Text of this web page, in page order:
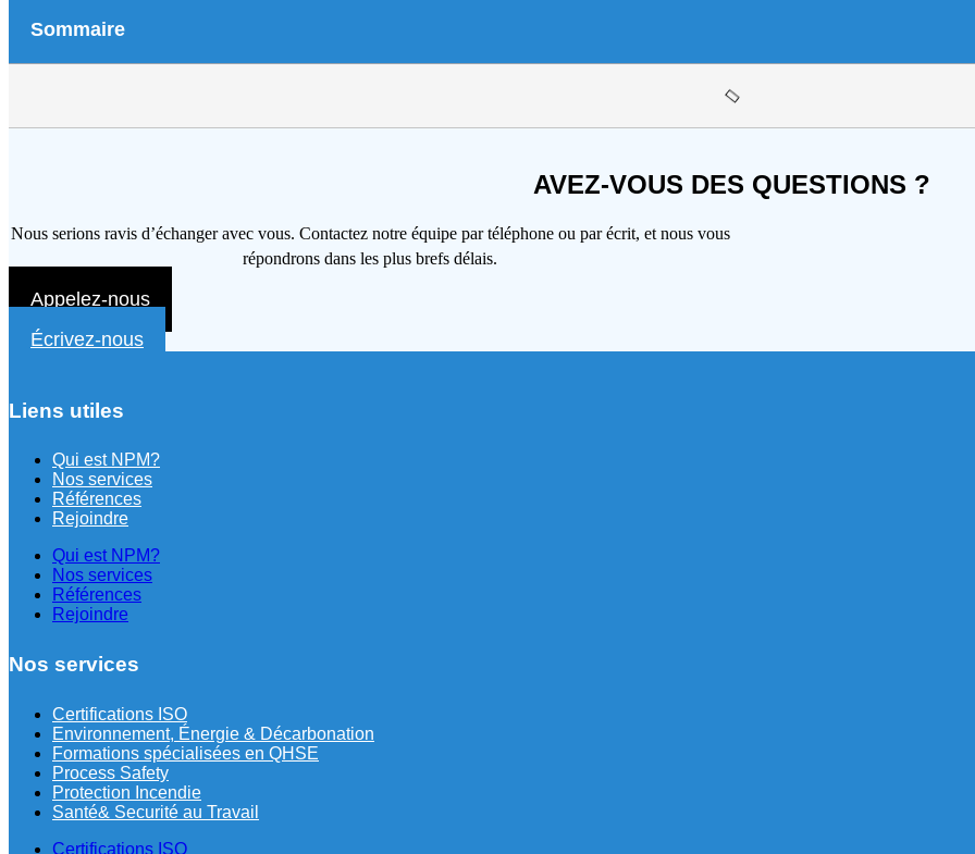
Sommaire
AVEZ-VOUS DES QUESTIONS ?
Nous serions ravis d’échanger avec vous. Contactez notre équipe par téléphone ou par écrit, et nous vous
répondrons dans les plus brefs délais.
Appelez-nous
Écrivez-nous
Liens utiles
Qui est NPM?
Nos services
Références
Rejoindre
Qui est NPM?
Nos services
Références
Rejoindre
Nos services
Certifications ISO
Environnement, Énergie & Décarbonation
⁠Formations spécialisées en QHSE
Process Safety
Protection Incendie
Santé& Securité au Travail
Certifications ISO